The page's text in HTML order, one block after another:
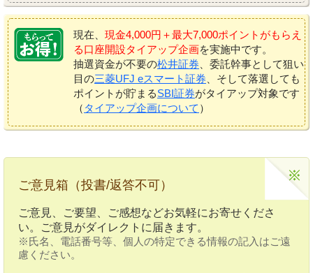
現在、 現金4,000円＋最大7,000ポイントがもらえ
る口座開設タイアップ企画を実施中です。
抽選資金が不要の松井証券、委託幹事として狙い
目の三菱UFJ eスマート証券、そして落選しても
ポイントが貯まるSBI証券がタイアップ対象です
（ タイアップ企画について ）
ご意見箱（投書/返答不可）
ご意見、ご要望、ご感想などお気軽にお寄せくださ
い。ご意見がダイレクトに届きます。
※氏名、電話番号等、個人の特定できる情報の記入はご遠
慮ください。